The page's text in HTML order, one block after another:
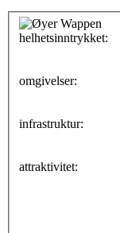
helhetsinntrykket:
omgivelser:
infrastruktur:
attraktivitet: